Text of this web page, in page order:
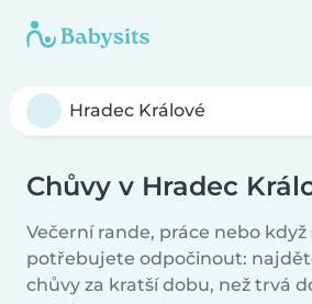
Chůvy v Hradec
Večerní rande, práce nebo když
potřebujete odpočinout:
chůvy za kratší dobu, než trvá